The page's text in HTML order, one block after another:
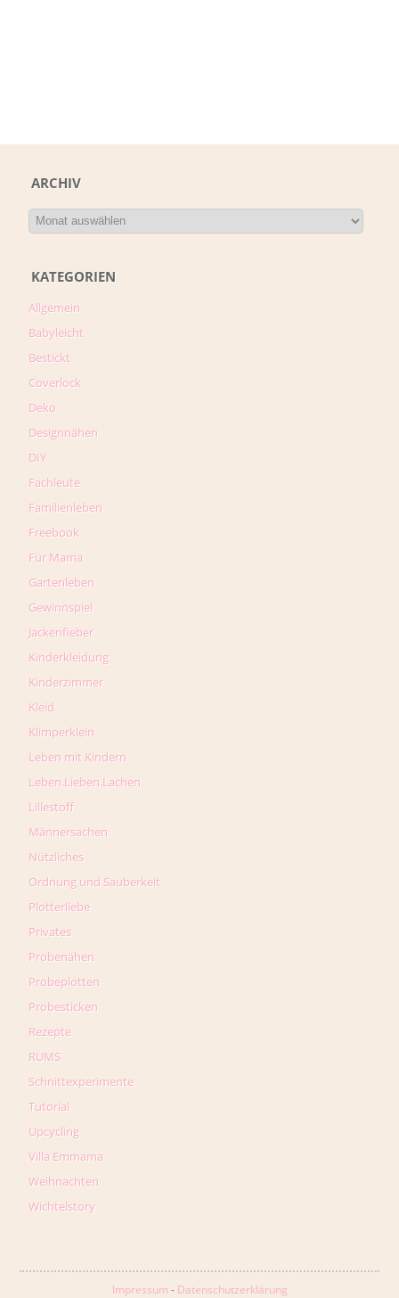
ARCHIV
KATEGORIEN
Allgemein
Babyleicht
Bestickt
Coverlock
Deko
Designnähen
DIY
Fachleute
Familienleben
Freebook
Für Mama
Gartenleben
Gewinnspiel
Jackenfieber
Kinderkleidung
Kinderzimmer
Kleid
Klimperklein
Leben mit Kindern
Leben.Lieben.Lachen
Lillestoff
Männersachen
Nützliches
Ordnung und Sauberkeit
Plotterliebe
Privates
Probenähen
Probeplotten
Probesticken
Rezepte
RUMS
Schnittexperimente
Tutorial
Upcycling
Villa Emmama
Weihnachten
Wichtelstory
Impressum - Datenschutzerklärung